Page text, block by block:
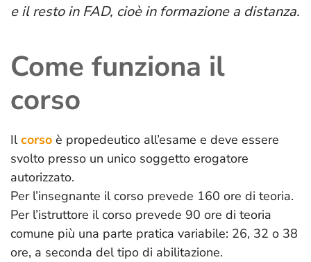
e il resto in FAD, cioè in formazione a distanza.
Come funziona il
corso
Ilcorso è propedeutico all’esame e deve essere
svolto presso un unico soggetto erogatore
autorizzato.
Per l’insegnante il corso prevede 160 ore di teoria.
Per l’istruttore il corso prevede 90 ore di teoria
comune più una parte pratica variabile: 26, 32 o 38
ore, a seconda del tipo di abilitazione.